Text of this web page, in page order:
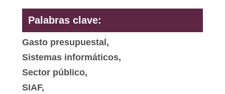
Palabras clave:
Gasto presupuestal,
Sistemas informáticos,
Sector público,
SIAF,